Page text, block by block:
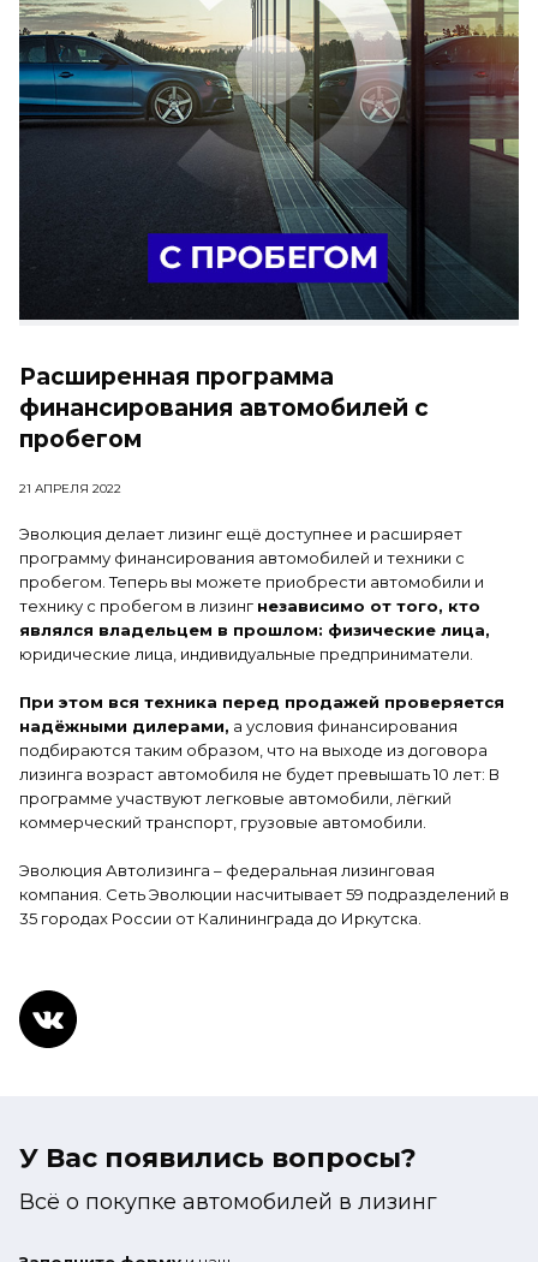
Расширенная программа
финансирования автомобилей с
пробегом
21 АПРЕЛЯ 2022
Эволюция делает лизинг ещё доступнее и расширяет
программу финансирования автомобилей и техники с
пробегом. Теперь вы можете приобрести автомобили и
технику с пробегом в лизинг независимо от того, кто
являлся владельцем в прошлом: физические лица,
юридические лица, индивидуальные предприниматели.
При этом вся техника перед продажей проверяется
надёжными дилерами, а условия финансирования
подбираются таким образом, что на выходе из договора
лизинга возраст автомобиля не будет превышать 10 лет: В
программе участвуют легковые автомобили, лёгкий
коммерческий транспорт, грузовые автомобили.
Эволюция Автолизинга – федеральная лизинговая
компания. Сеть Эволюции насчитывает 59 подразделений в
35 городах России от Калининграда до Иркутска.
У Вас появились вопросы?
Всё о покупке автомобилей в лизинг